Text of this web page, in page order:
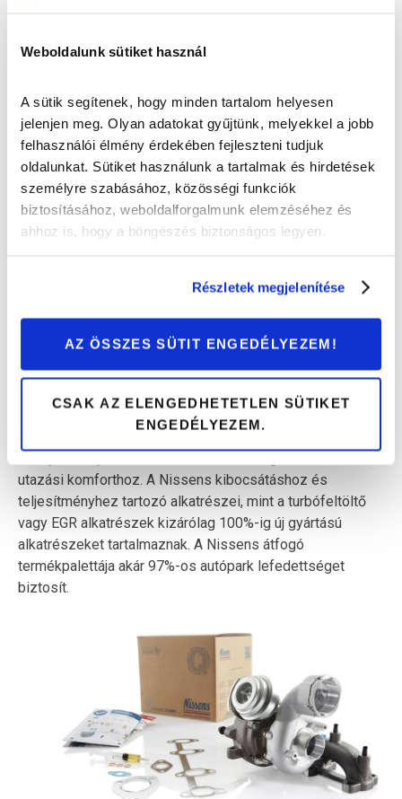
Weboldalunk sütiket használ
A sütik segítenek, hogy minden tartalom helyesen
jelenjen meg. Olyan adatokat gyűjtünk, melyekkel a jobb
felhasználói élmény érdekében fejleszteni tudjuk
oldalunkat. Sütiket használunk a tartalmak és hirdetések
személyre szabásához, közösségi funkciók
biztosításához, weboldalforgalmunk elemzéséhez és
ahhoz is, hogy a böngészés biztonságos legyen.
Részletek megjelenítése
AZ ÖSSZES SÜTIT ENGEDÉLYEZEM!
CSAK AZ ELENGEDHETETLEN SÜTIKET
ENGEDÉLYEZEM.
ventilátorokon keresztül a klímakompresszorokon és
nyomásszenzorokig komplett megoldást kínálnak.
Alkatrészeik megnövelt élettartammal és
korrózióvédelemmel rendelkeznek, így hosszútávon is
megbízhatók és maximális teljesítményt nyújtanak.
Kiemelt figyelmet fordítanak a ventilátorok és
utazási komforthoz. A Nissens kibocsátáshoz és
teljesítményhez tartozó alkatrészei, mint a turbófeltöltő
vagy EGR alkatrészek kizárólag 100%-ig új gyártású
alkatrészeket tartalmaznak. A Nissens átfogó
termékpalettája akár 97%-os autópark lefedettséget
biztosít.